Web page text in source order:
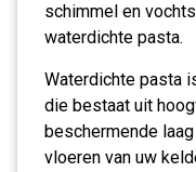
schimmel en
waterdichte pasta.
Waterdichte pasta
die bestaat uit
beschermende
vloeren van uw